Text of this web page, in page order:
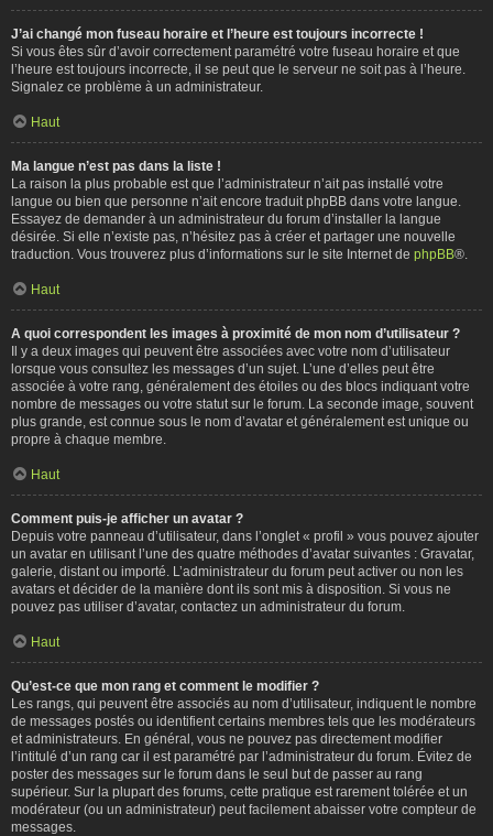
J’ai changé mon fuseau horaire et l’heure est toujours incorrecte !
Si vous êtes sûr d’avoir correctement paramétré votre fuseau horaire et que
l’heure est toujours incorrecte, il se peut que le serveur ne soit pas à l’heure.
Signalez ce problème à un administrateur.
Haut
Ma langue n’est pas dans la liste !
La raison la plus probable est que l’administrateur n’ait pas installé votre
langue ou bien que personne n’ait encore traduit phpBB dans votre langue.
Essayez de demander à un administrateur du forum d’installer la langue
désirée. Si elle n’existe pas, n’hésitez pas à créer et partager une nouvelle
traduction. Vous trouverez plus d’informations sur le site Internet de phpBB®.
Haut
A quoi correspondent les images à proximité de mon nom d’utilisateur ?
Il y a deux images qui peuvent être associées avec votre nom d’utilisateur
lorsque vous consultez les messages d’un sujet. L’une d’elles peut être
associée à votre rang, généralement des étoiles ou des blocs indiquant votre
nombre de messages ou votre statut sur le forum. La seconde image, souvent
plus grande, est connue sous le nom d’avatar et généralement est unique ou
propre à chaque membre.
Haut
Comment puis-je afficher un avatar ?
Depuis votre panneau d’utilisateur, dans l’onglet « profil » vous pouvez ajouter
un avatar en utilisant l’une des quatre méthodes d’avatar suivantes : Gravatar,
galerie, distant ou importé. L’administrateur du forum peut activer ou non les
avatars et décider de la manière dont ils sont mis à disposition. Si vous ne
pouvez pas utiliser d’avatar, contactez un administrateur du forum.
Haut
Qu’est-ce que mon rang et comment le modifier ?
Les rangs, qui peuvent être associés au nom d’utilisateur, indiquent le nombre
de messages postés ou identifient certains membres tels que les modérateurs
et administrateurs. En général, vous ne pouvez pas directement modifier
l’intitulé d’un rang car il est paramétré par l’administrateur du forum. Évitez de
poster des messages sur le forum dans le seul but de passer au rang
supérieur. Sur la plupart des forums, cette pratique est rarement tolérée et un
modérateur (ou un administrateur) peut facilement abaisser votre compteur de
messages.